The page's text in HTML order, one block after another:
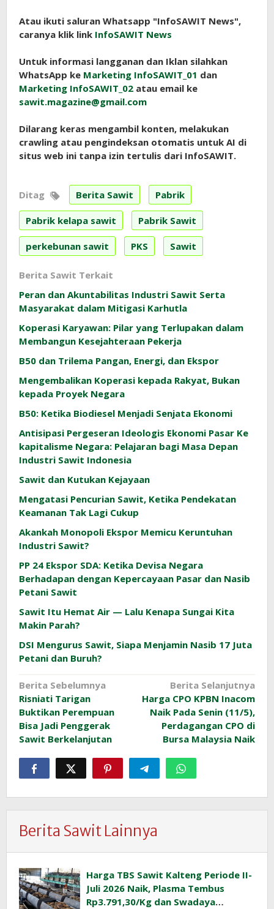
Atau ikuti saluran Whatsapp "InfoSAWIT News",
caranya klik link InfoSAWIT News
Untuk informasi langganan dan Iklan silahkan
WhatsApp ke Marketing InfoSAWIT_01 dan
Marketing InfoSAWIT_02 atau email ke
sawit.magazine@gmail.com
Dilarang keras mengambil konten, melakukan
crawling atau pengindeksan otomatis untuk AI di
situs web ini tanpa izin tertulis dari InfoSAWIT.
Ditag Berita Sawit Pabrik
Pabrik kelapa sawit Pabrik Sawit
perkebunan sawit PKS Sawit
Berita Sawit Terkait
Peran dan Akuntabilitas Industri Sawit Serta
Masyarakat dalam Mitigasi Karhutla
Koperasi Karyawan: Pilar yang Terlupakan dalam
Membangun Kesejahteraan Pekerja
B50 dan Trilema Pangan, Energi, dan Ekspor
Mengembalikan Koperasi kepada Rakyat, Bukan
kepada Proyek Negara
B50: Ketika Biodiesel Menjadi Senjata Ekonomi
Antisipasi Pergeseran Ideologis Ekonomi Pasar Ke
kapitalisme Negara: Pelajaran bagi Masa Depan
Industri Sawit Indonesia
Sawit dan Kutukan Kejayaan
Mengatasi Pencurian Sawit, Ketika Pendekatan
Keamanan Tak Lagi Cukup
Akankah Monopoli Ekspor Memicu Keruntuhan
Industri Sawit?
PP 24 Ekspor SDA: Ketika Devisa Negara
Berhadapan dengan Kepercayaan Pasar dan Nasib
Petani Sawit
Sawit Itu Hemat Air — Lalu Kenapa Sungai Kita
Makin Parah?
DSI Mengurus Sawit, Siapa Menjamin Nasib 17 Juta
Petani dan Buruh?
Navigasi
pos
Berita Sebelumnya
Risniati Tarigan
Buktikan Perempuan
Bisa Jadi Penggerak
Sawit Berkelanjutan
Berita Selanjutnya
Harga CPO KPBN Inacom
Naik Pada Senin (11/5),
Perdagangan CPO di
Bursa Malaysia Naik
Berita Sawit Lainnya
Harga TBS Sawit Kalteng Periode II-
Juli 2026 Naik, Plasma Tembus
Rp3.791,30/Kg dan Swadaya